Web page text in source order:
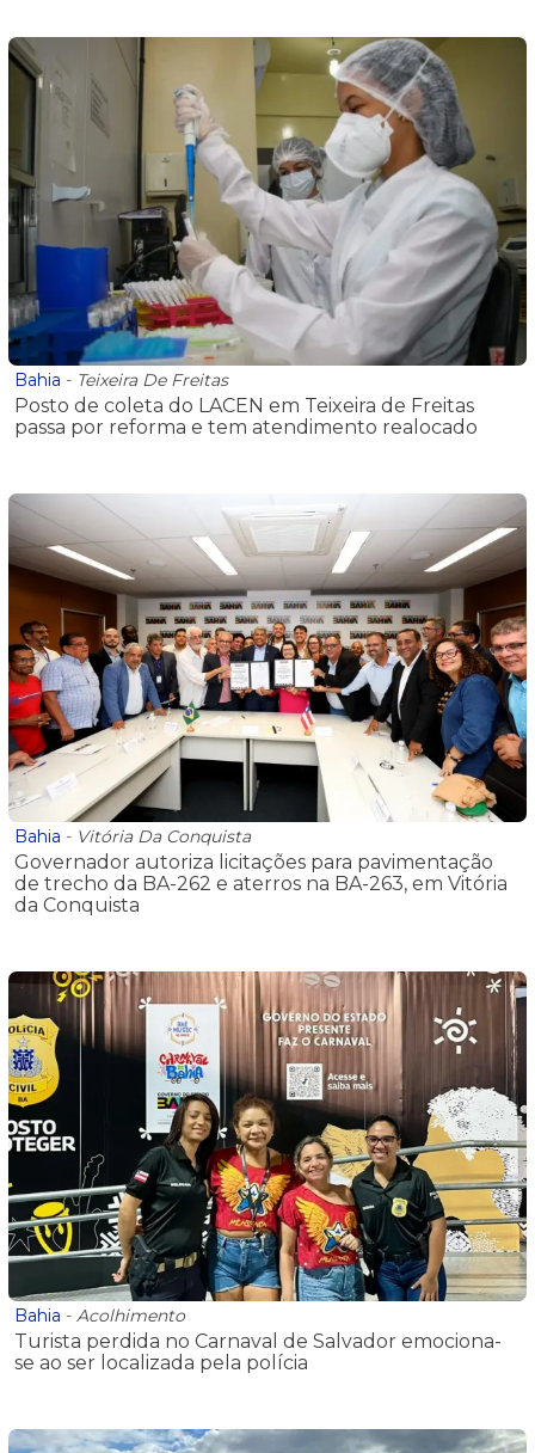
Bahia - Teixeira De Freitas
Posto de coleta do LACEN em Teixeira de Freitas
passa por reforma e tem atendimento realocado
Bahia - Vitória Da Conquista
Governador autoriza licitações para pavimentação
de trecho da BA-262 e aterros na BA-263, em Vitória
da Conquista
Bahia - Acolhimento
Turista perdida no Carnaval de Salvador emociona-
se ao ser localizada pela polícia